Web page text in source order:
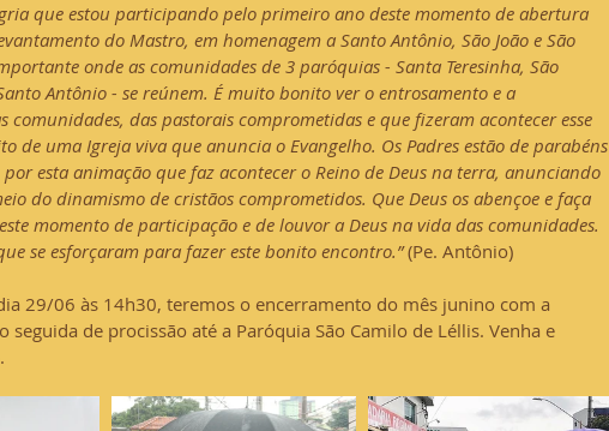
que estou participando pelo primeiro ano deste momento de abertura
do Mastro, em homenagem a Santo Antônio, São João e São
onde as comunidades de 3 paróquias - Santa Teresinha, São
Antônio - se reúnem. É muito bonito ver o entrosamento e a
comunidades, das pastorais comprometidas e que fizeram acontecer esse
de uma Igreja viva que anuncia o Evangelho. Os Padres estão de parabéns
esta animação que faz acontecer o Reino de Deus na terra, anunciando
do dinamismo de cristãos comprometidos. Que Deus os abençoe e faça
momento de participação e de louvor a Deus na vida das comunidades.
se esforçaram para fazer este bonito encontro.” (Pe. Antônio)
29/06 às 14h30, teremos o encerramento do mês junino com a
seguida de procissão até a Paróquia São Camilo de Léllis. Venha e